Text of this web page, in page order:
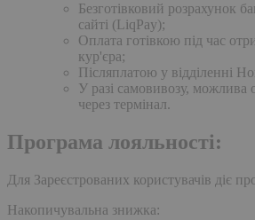
Безготівковий розрахунок
сайті (LiqPay);
Оплата готівкою під час
кур'єра;
Післяплатою у відділенні
У разі самовивозу, можлива
через термінал.
Програма лояльності:
Для Зареєстрованих користувачів діє
Накопичувальна знижка: